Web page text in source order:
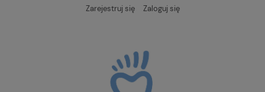
Zarejestruj się Zaloguj się